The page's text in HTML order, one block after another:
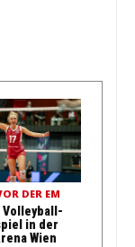
DER EM
Volleyball-
in der
Wien